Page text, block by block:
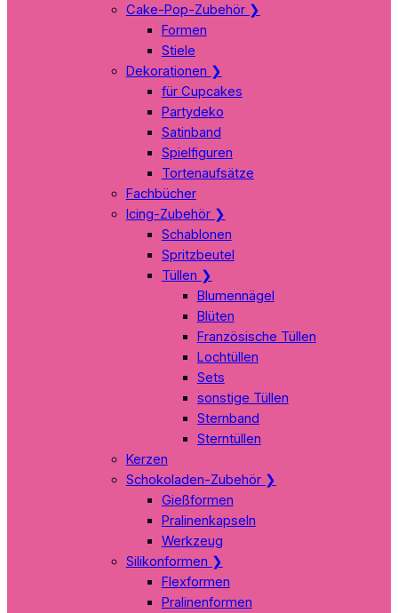
Cake-Pop-Zubehör ❯
Formen
Stiele
Dekorationen ❯
für Cupcakes
Partydeko
Satinband
Spielfiguren
Tortenaufsätze
Fachbücher
Icing-Zubehör ❯
Schablonen
Spritzbeutel
Tüllen ❯
Blumennägel
Blüten
Französische Tüllen
Lochtüllen
Sets
sonstige Tüllen
Sternband
Sterntüllen
Kerzen
Schokoladen-Zubehör ❯
Gießformen
Pralinenkapseln
Werkzeug
Silikonformen ❯
Flexformen
Pralinenformen